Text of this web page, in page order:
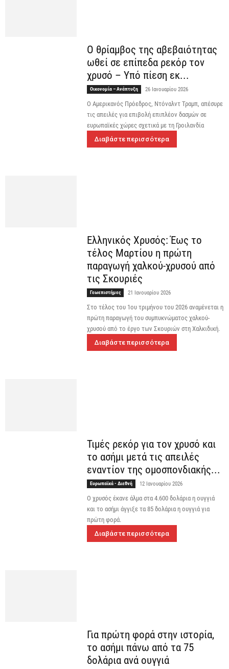
Ο θρίαμβος της αβεβαιότητας
ωθεί σε επίπεδα ρεκόρ τον
χρυσό – Υπό πίεση εκ...
Οικονομία – Ανάπτυξη 26 Ιανουαρίου 2026
Ο Αμερικανός Πρόεδρος, Ντόναλντ Τραμπ, απέσυρε
τις απειλές για επιβολή επιπλέον δασμών σε
ευρωπαϊκές χώρες σχετικά με τη Γροιλανδία
Διαβάστε περισσότερα
Ελληνικός Χρυσός: Έως το
τέλος Μαρτίου η πρώτη
παραγωγή χαλκού-χρυσού από
τις Σκουριές
Γεωεπιστήμες 21 Ιανουαρίου 2026
Στο τέλος του 1ου τριμήνου του 2026 αναμένεται η
πρώτη παραγωγή του συμπυκνώματος χαλκού-
χρυσού από το έργο των Σκουριών στη Χαλκιδική.
Διαβάστε περισσότερα
Τιμές ρεκόρ για τον χρυσό και
το ασήμι μετά τις απειλές
εναντίον της ομοσπονδιακής...
Ευρωπαϊκά - Διεθνή 12 Ιανουαρίου 2026
Ο χρυσός έκανε άλμα στα 4.600 δολάρια η ουγγιά
και το ασήμι άγγιξε τα 85 δολάρια η ουγγιά για
πρώτη φορά.
Διαβάστε περισσότερα
Για πρώτη φορά στην ιστορία,
το ασήμι πάνω από τα 75
δολάρια ανά ουγγιά